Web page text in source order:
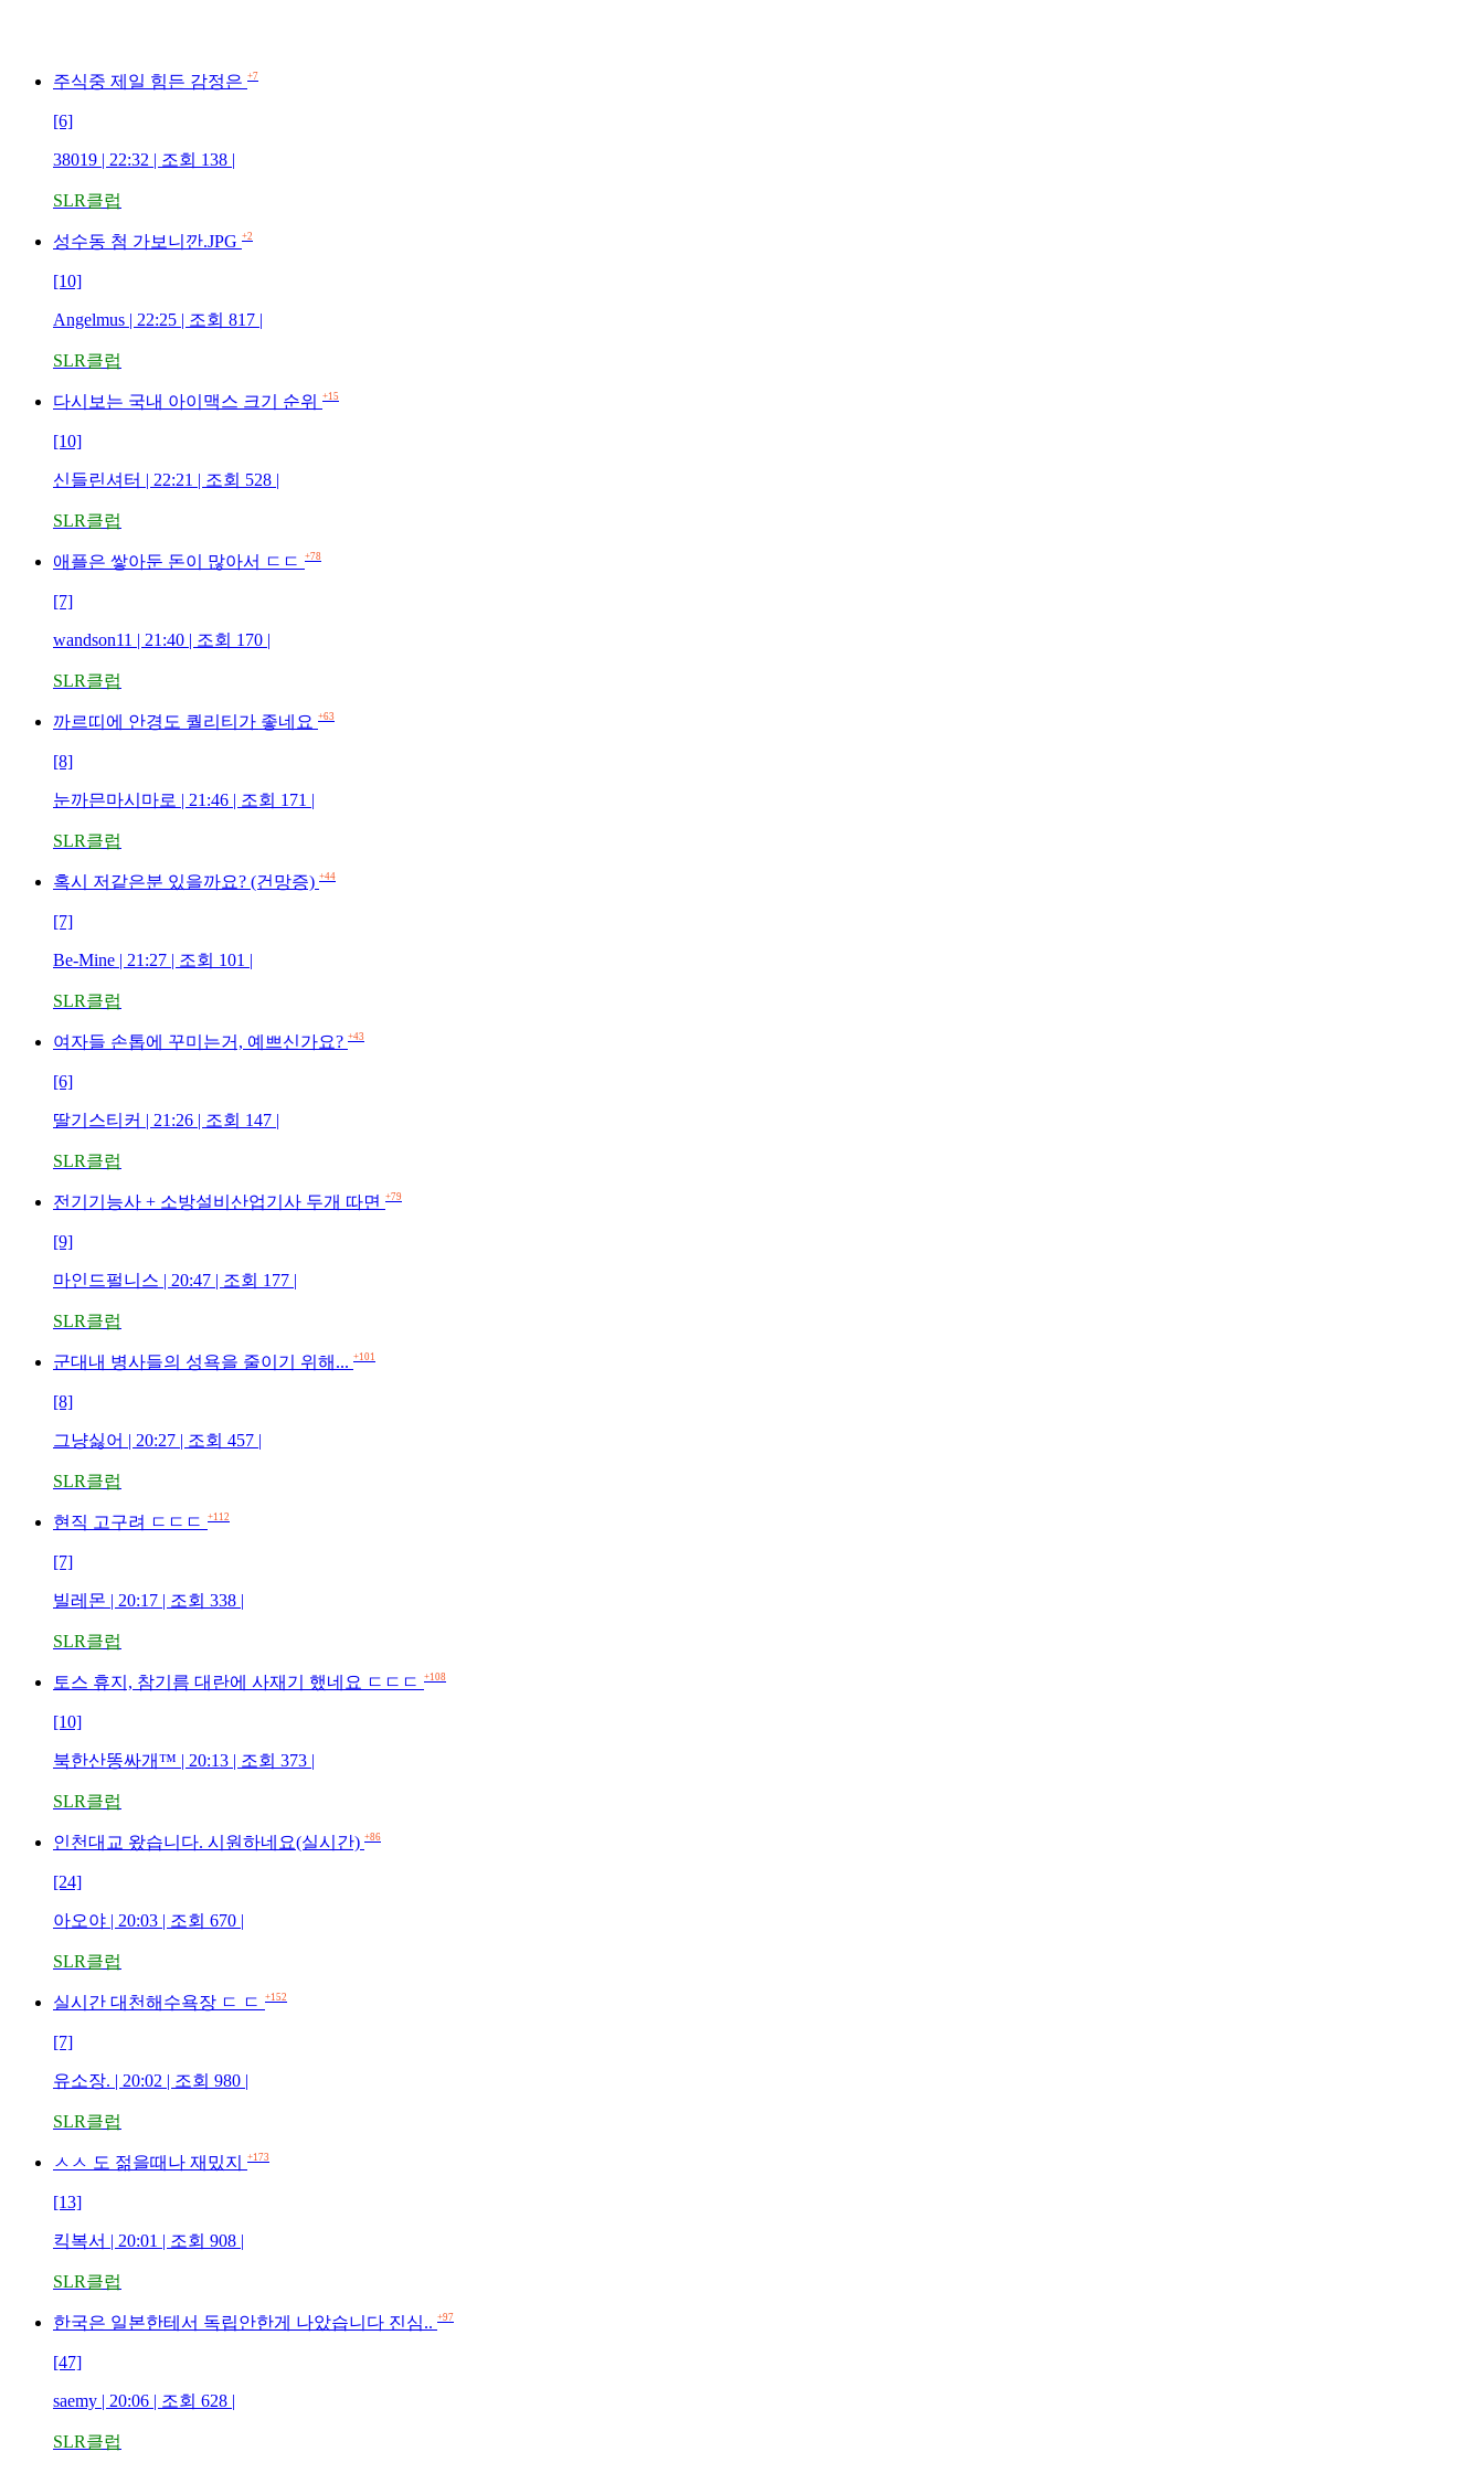
주식중 제일 힘든 감정은 +7
[6]
38019 | 22:32 | 조회 138 |
SLR클럽
성수동 첨 가보니깐.JPG +2
[10]
Angelmus | 22:25 | 조회 817 |
SLR클럽
다시보는 국내 아이맥스 크기 순위 +15
[10]
신들린셔터 | 22:21 | 조회 528 |
SLR클럽
애플은 쌓아둔 돈이 많아서 ㄷㄷ +78
[7]
wandson11 | 21:40 | 조회 170 |
SLR클럽
까르띠에 안경도 퀄리티가 좋네요 +63
[8]
눈까믄마시마로 | 21:46 | 조회 171 |
SLR클럽
혹시 저같은분 있을까요? (건망증) +44
[7]
Be-Mine | 21:27 | 조회 101 |
SLR클럽
여자들 손톱에 꾸미는거, 예쁘신가요? +43
[6]
딸기스티커 | 21:26 | 조회 147 |
SLR클럽
전기기능사 + 소방설비산업기사 두개 따면 +79
[9]
마인드펄니스 | 20:47 | 조회 177 |
SLR클럽
군대내 병사들의 성욕을 줄이기 위해... +101
[8]
그냥싫어 | 20:27 | 조회 457 |
SLR클럽
현직 고구려 ㄷㄷㄷ +112
[7]
빌레몬 | 20:17 | 조회 338 |
SLR클럽
토스 휴지, 참기름 대란에 사재기 했네요 ㄷㄷㄷ +108
[10]
북한산똥싸개™ | 20:13 | 조회 373 |
SLR클럽
인천대교 왔습니다. 시원하네요(실시간) +86
[24]
아오야 | 20:03 | 조회 670 |
SLR클럽
실시간 대천해수욕장 ㄷ ㄷ +152
[7]
유소장. | 20:02 | 조회 980 |
SLR클럽
ㅅㅅ 도 젊을때나 재밌지 +173
[13]
킥복서 | 20:01 | 조회 908 |
SLR클럽
한국은 일본한테서 독립안한게 나았습니다 진심.. +97
[47]
saemy | 20:06 | 조회 628 |
SLR클럽